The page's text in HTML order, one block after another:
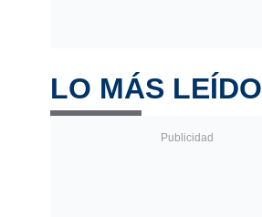
LO MÁS LEÍDO